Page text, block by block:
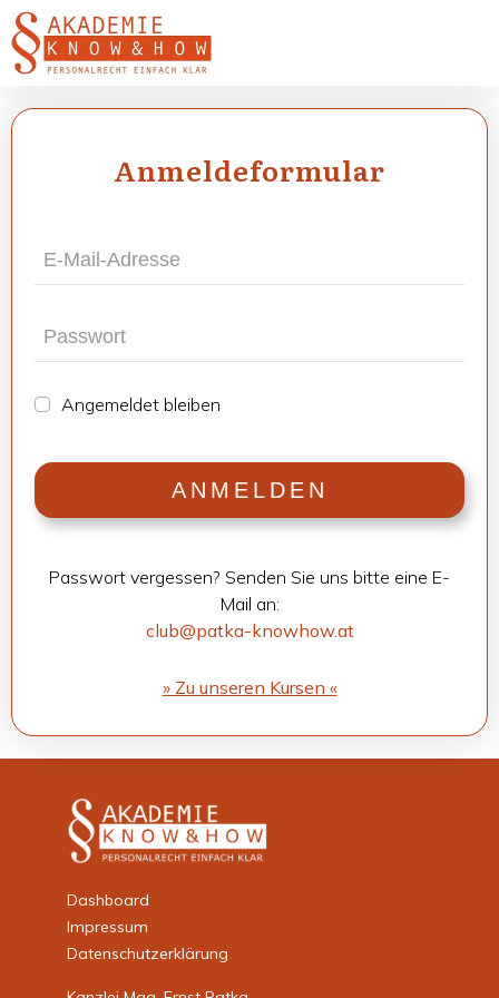
Anmel­de­for­mu­lar
Ange­mel­det blei­ben
ANMEL­DEN
Pass­wort ver­ges­sen? Sen­den Sie uns bitte eine E-
Mail an:
club@patka-knowhow.at
» Zu unse­ren Kur­sen «
Dashboard
Impressum
Datenschutzerklärung